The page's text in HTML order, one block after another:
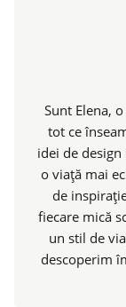
Sunt Elena,
tot ce
idei de
o viață mai
de
fiecare mică
un stil de
descoperim